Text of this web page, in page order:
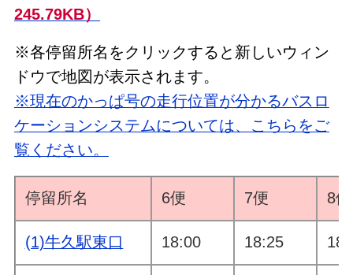
(13)二池北
(14)二池 6:06
(15)栄西 6:08 6:43
(16)栄町第1児童公
園入口
(17)栄町6丁目 6:10 6:45
(18)中央2丁目 6:10 6:45
245.79KB）
※各停留所名をクリックすると新しいウィン
ドウで地図が表示されます。
※現在のかっぱ号の走行位置が分かるバスロ
ケーションシステムについては、こちらをご
覧ください。
停留所名 6便 7便 8便
(1)牛久駅東口 18:00 18:25